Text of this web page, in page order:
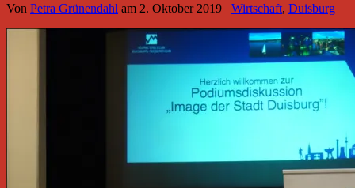
Von Petra Grünendahl am 2. Oktober 2019 Wirtschaft, Duisburg